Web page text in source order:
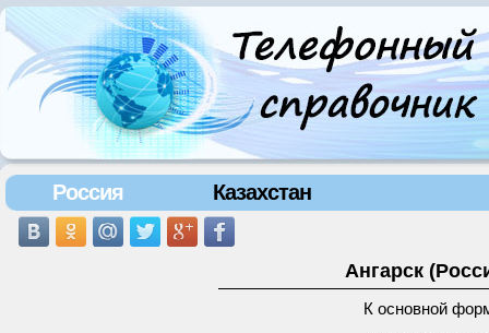
Россия Казахстан
Ангарск
К основной